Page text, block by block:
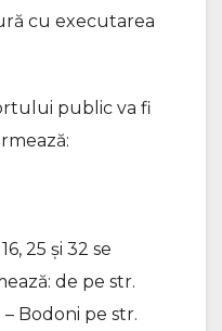
cu executarea
public va fi
25 și 32 se
de pe str.
Bodoni pe str.